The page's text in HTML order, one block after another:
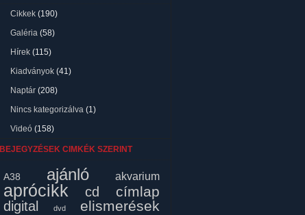
Cikkek (190)
Galéria (58)
Hírek (115)
Kiadványok (41)
Naptár (208)
Nincs kategorizálva (1)
Videó (158)
BEJEGYZÉSEK CIMKÉK SZERINT
A38 ajánló akvarium
aprócikk cd címlap
digital dvd elismerések